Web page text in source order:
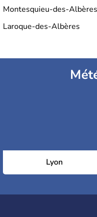
Montesquieu-des-Albères
Laroque-des-Albères
Lyon